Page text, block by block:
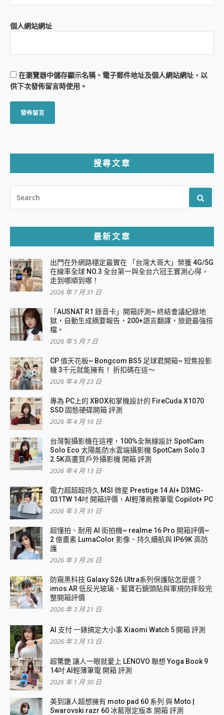
個人網站網址
在瀏覽器中儲存顯示名稱、電子郵件地址及個人網站網址，以
供下次發佈留言時使用。
搜尋文章
FOR:
最新文章
出門在外網路穩定最實在 「台灣大哥大」榮獲 4G/5G
在線率全球 NO.3 全台第一與全台六冠王實測心得，
走到哪順到哪！
2026 年 7 月 31 日
「AUSNAT R1 錄音卡」開箱評測~ 終結會議紀錄地
獄，自動生成摘要報告，200+語言翻譯，旅遊最強搭
檔。
2026 年 5 月 7 日
CP 值天花板~ Bongcom BS5 足球君開箱~ 短焦投影
機 3千元就能擁有！ 折扣碼在這～
2026 年 4 月 23 日
專為 PC上的 XBOX和掌機設計的 FireCuda X1070
SSD 固態硬碟開箱 評測
2026 年 4 月 16 日
台灣製攝影機在這裡，100%全無線設計 SpotCam
Solo Eco 太陽能防水雲端攝影機 SpotCam Solo 3
2.5K高畫質戶外攝影機 開箱 評測
2026 年 4 月 13 日
電力超超超持久 MSI 微星 Prestige 14 AI+ D3MG-
031TW 14吋 開箱評價，AI輕薄商務筆電 Copilot+ PC
2026 年 3 月 31 日
超懂拍、耐用 AI 街拍機~ realme 16 Pro 開箱評價~
2 億畫素 LumaColor 影像、持久續航與 IP69K 高防
護
2026 年 3 月 26 日
防窺黑科技 Galaxy S26 Ultra系列保護貼怎麼選？
imos AR 低反光玻璃、藍寶石鏡頭貼與軍規防摔殼完
整開箱評價
2026 年 3 月 21 日
AI 支付 一錶搞定大小事 Xiaomi Watch 5 開箱 評測
2026 年 3 月 13 日
超驚艷 讓人一眼就愛上 LENOVO 聯想 Yoga Book 9
14吋 AI輕薄筆電 開箱 評測
2026 年 1 月 30 日
美到讓人超想擁有 moto pad 60 系列 與 Moto |
Swarovski razr 60 冰藍限定版本 開箱 評測